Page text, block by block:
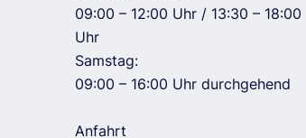
09:00 – 12:00 Uhr / 13:30 – 18:00
Uhr
Samstag:
09:00 – 16:00 Uhr durchgehend
Anfahrt